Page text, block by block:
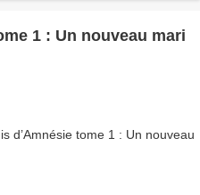
1 : Un nouveau mari